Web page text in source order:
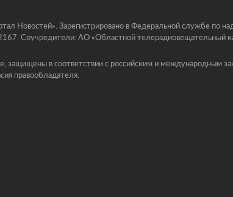
Новостей». Зарегистрировано в Федеральной службе по
Соучредители: АО «Областной телерадиовещательный
защищены в соответствии с российским и международным
правообладателя.